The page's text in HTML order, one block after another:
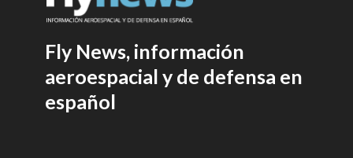
Fly News, información
aeroespacial y de defensa en
español